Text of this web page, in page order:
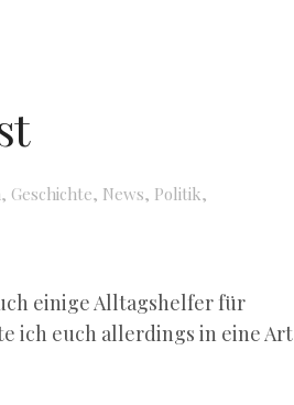
, Geschichte, News, Politik,
einige Alltagshelfer für
ich euch allerdings in eine Art